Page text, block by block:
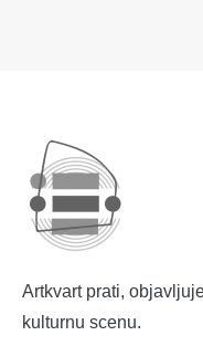
Artkvart prati,
kulturnu scenu.